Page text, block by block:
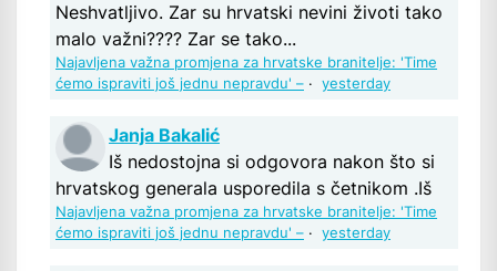
Neshvatljivo. Zar su hrvatski nevini životi tako
malo važni???? Zar se tako...
Najavljena važna promjena za hrvatske branitelje: 'Time
ćemo ispraviti još jednu nepravdu' – · yesterday
Janja Bakalić
Iš nedostojna si odgovora nakon što si
hrvatskog generala usporedila s četnikom .Iš
Najavljena važna promjena za hrvatske branitelje: 'Time
ćemo ispraviti još jednu nepravdu' – · yesterday